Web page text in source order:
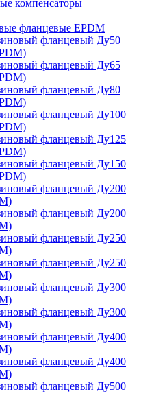
компенсаторы
фланцевые EPDM
фланцевый Ду50
фланцевый Ду65
фланцевый Ду80
фланцевый Ду100
фланцевый Ду125
фланцевый Ду150
фланцевый Ду200
фланцевый Ду200
фланцевый Ду250
фланцевый Ду250
фланцевый Ду300
фланцевый Ду300
фланцевый Ду400
фланцевый Ду400
фланцевый Ду500